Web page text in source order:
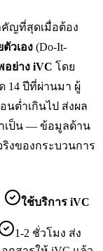
คัญที่สุดเมื่อต้อง
ตัวเอง (Do-It-
ย่าง iVC โดย
14 ปีที่ผ่านมา ผู้
ต่ำเกินไป ส่งผล
ำเป็น — ข้อมูลด้าน
งของกระบวนการ
ใช้บริการ iVC
1-2 ชั่วโมง ส่ง